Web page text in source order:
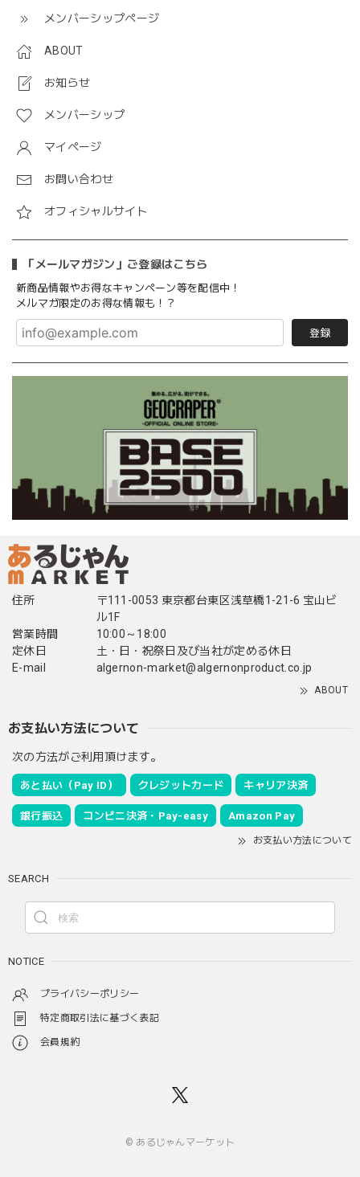
メンバーシップページ
ABOUT
お知らせ
メンバーシップ
マイページ
お問い合わせ
オフィシャルサイト
「メールマガジン」ご登録はこちら
新商品情報やお得なキャンペーン等を配信中！
メルマガ限定のお得な情報も！？
登録
住所
〒111-0053 東京都台東区浅草橋1-21-6 宝山ビ
ル1F
営業時間
10:00～18:00
定休日
土・日・祝祭日及び当社が定める休日
E-mail
algernon-market@algernonproduct.co.jp
ABOUT
お支払い方法について
次の方法がご利用頂けます。
あと払い（Pay ID） クレジットカード キャリア決済
銀行振込 コンビニ決済・Pay-easy Amazon Pay
お支払い方法について
SEARCH
NOTICE
プライバシーポリシー
特定商取引法に基づく表記
会員規約
© あるじゃんマーケット